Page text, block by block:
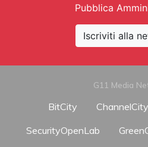
Pubblica
Iscriviti alla
G11 Media
BitCity ChannelCity
SecurityOpenLab